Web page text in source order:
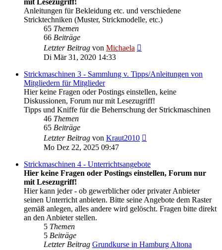
mit Lesezugriff!
Anleitungen für Bekleidung etc. und verschiedene
Stricktechniken (Muster, Strickmodelle, etc.)
65 Themen
66 Beiträge
Letzter Beitrag von Michaela
Di Mär 31, 2020 14:33
Strickmaschinen 3 - Sammlung v. Tipps/Anleitungen von
Mitgliedern für Mitglieder
Hier keine Fragen oder Postings einstellen, keine
Diskussionen, Forum nur mit Lesezugriff!
Tipps und Kniffe für die Beherrschung der Strickmaschinen
46 Themen
65 Beiträge
Letzter Beitrag von Kraut2010
Mo Dez 22, 2025 09:47
Strickmaschinen 4 - Unterrichtsangebote
Hier keine Fragen oder Postings einstellen, Forum nur
mit Lesezugriff!
Hier kann jeder - ob gewerblicher oder privater Anbieter
seinen Unterricht anbieten. Bitte seine Angebote dem Raster
gemäß anlegen, alles andere wird gelöscht. Fragen bitte direkt
an den Anbieter stellen.
5 Themen
5 Beiträge
Letzter Beitrag Grundkurse in Hamburg Altona